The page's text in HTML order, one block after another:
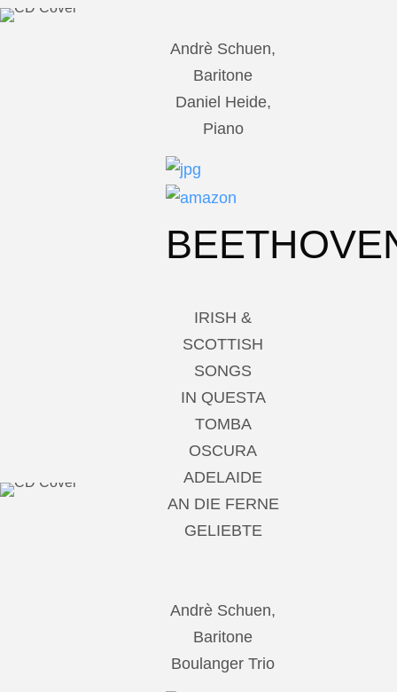
Andrè Schuen,
Baritone
Daniel Heide,
Piano
IRISH &
SCOTTISH
SONGS
IN QUESTA
TOMBA
OSCURA
ADELAIDE
AN DIE FERNE
GELIEBTE
Andrè Schuen,
Baritone
Boulanger Trio